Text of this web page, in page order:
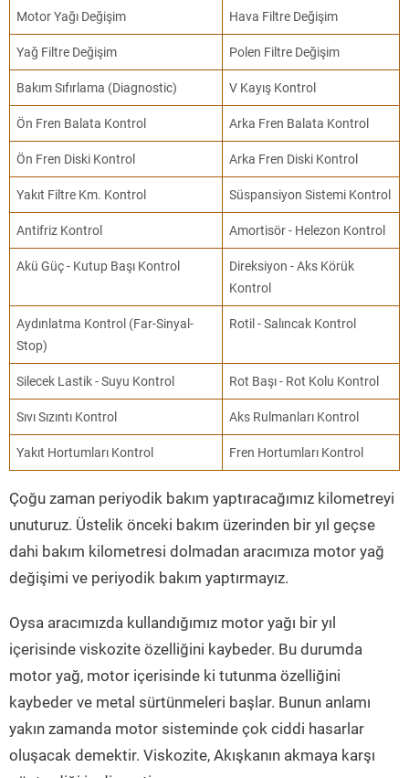
Motor Yağı Değişim Hava Filtre Değişim
Yağ Filtre Değişim Polen Filtre Değişim
Bakım Sıfırlama (Diagnostic) V Kayış Kontrol
Ön Fren Balata Kontrol Arka Fren Balata Kontrol
Ön Fren Diski Kontrol Arka Fren Diski Kontrol
Yakıt Filtre Km. Kontrol Süspansiyon Sistemi Kontrol
Antifriz Kontrol Amortisör - Helezon Kontrol
Akü Güç - Kutup Başı Kontrol
Direksiyon - Aks Körük
Kontrol
Aydınlatma Kontrol (Far-Sinyal-
Stop)
Rotil - Salıncak Kontrol
Silecek Lastik - Suyu Kontrol Rot Başı - Rot Kolu Kontrol
Sıvı Sızıntı Kontrol Aks Rulmanları Kontrol
Yakıt Hortumları Kontrol Fren Hortumları Kontrol
Çoğu zaman periyodik bakım yaptıracağımız kilometreyi
unuturuz. Üstelik önceki bakım üzerinden bir yıl geçse
dahi bakım kilometresi dolmadan aracımıza motor yağ
değişimi ve periyodik bakım yaptırmayız.
Oysa aracımızda kullandığımız motor yağı bir yıl
içerisinde viskozite özelliğini kaybeder. Bu durumda
motor yağ, motor içerisinde ki tutunma özelliğini
kaybeder ve metal sürtünmeleri başlar. Bunun anlamı
yakın zamanda motor sisteminde çok ciddi hasarlar
oluşacak demektir. Viskozite, Akışkanın akmaya karşı